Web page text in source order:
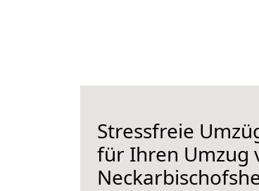
Stressfreie
für Ihren Umzug